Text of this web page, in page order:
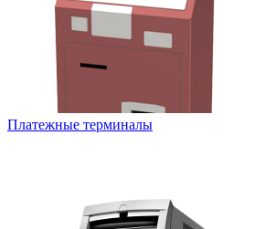
Платежные терминалы